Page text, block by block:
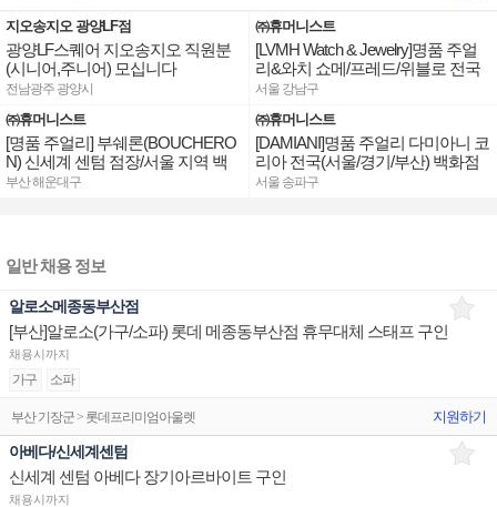
지오송지오 광양LF점
광양LF스퀘어 지오송지오 직원분
(시니어,주니어) 모십니다
전남광주 광양시
㈜휴머니스트
[명품 주얼리] 부쉐론(BOUCHERO
N) 신세계 센텀 점장/서울 지역 백
화점 판매사원 채용
부산 해운대구
㈜휴머니스트
[LVMH Watch & Jewelry]명품 주얼
리&와치 쇼메/프레드/위블로 전국
점장/부점장/판매사원 채용
서울 강남구
㈜휴머니스트
[DAMIANI]명품 주얼리 다미아니 코
리아 전국(서울/경기/부산) 백화점
부점장/판매사원 채용
서울 송파구
일반 채용 정보
알로소메종동부산점
[부산]알로소(가구/소파) 롯데 메종동부산점 휴무대체 스태프 구인
채용시까지
가구 소파
부산 기장군 > 롯데프리미엄아울렛 지원하기
아베다/신세계센텀
신세계 센텀 아베다 장기아르바이트 구인
채용시까지